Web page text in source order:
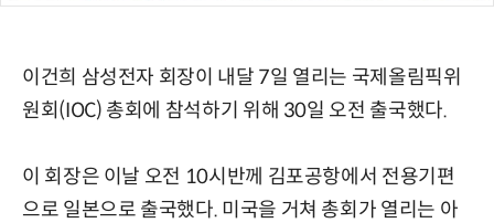
이건희 삼성전자 회장이 내달 7일 열리는 국제올림픽위
원회(IOC) 총회에 참석하기 위해 30일 오전 출국했다.
이 회장은 이날 오전 10시반께 김포공항에서 전용기편
으로 일본으로 출국했다. 미국을 거쳐 총회가 열리는 아